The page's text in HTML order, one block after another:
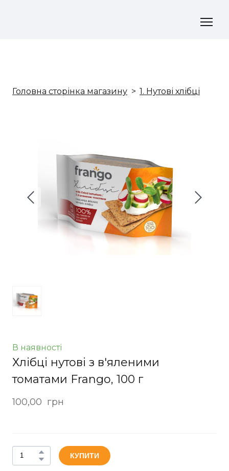
Головна сторінка магазину 1. Нутові хлібці
В наявності
Хлібці нутові з в'яленими
томатами Frango, 100 г
100,00  грн
КУПИТИ